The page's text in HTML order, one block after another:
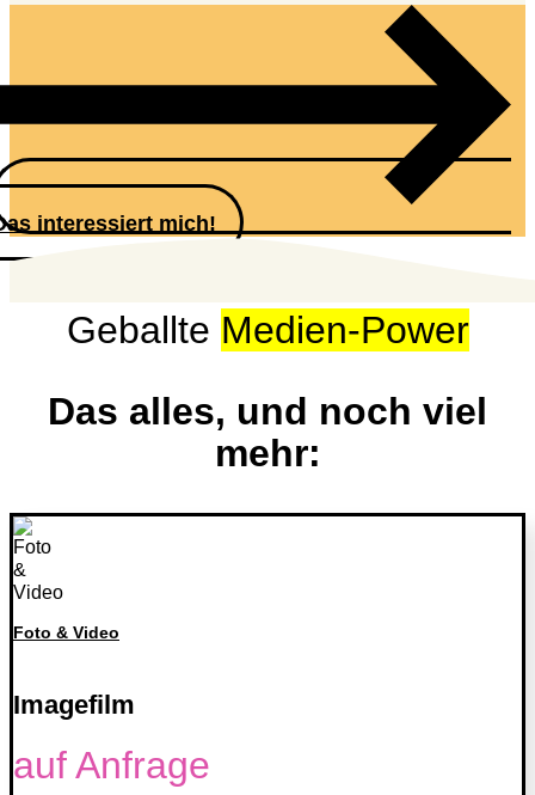
interessiert mich!
Geballte Medien-Power
Das alles, und noch viel
mehr:
Foto & Video
Imagefilm
auf Anfrage